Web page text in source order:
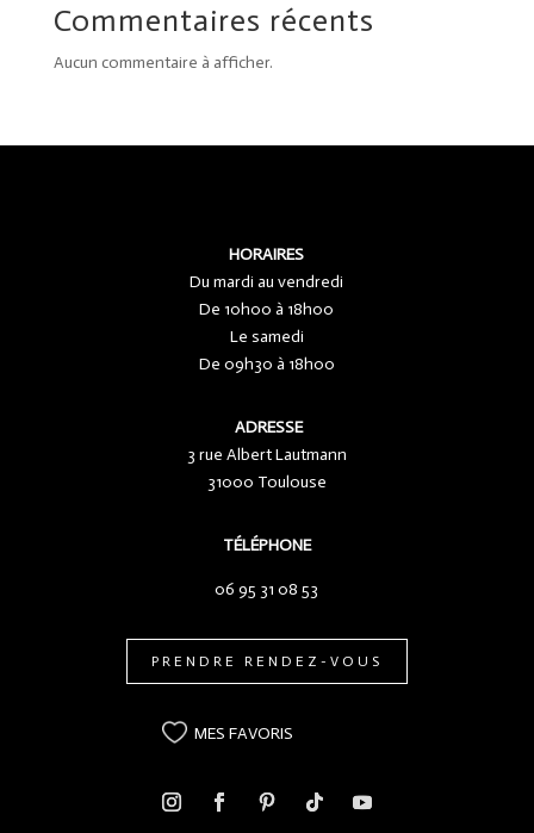
Commentaires récents
Aucun commentaire à afficher.
HORAIRES
Du mardi au vendredi
De 10h00 à 18h00
Le samedi
De 09h30 à 18h00
ADRESSE
3 rue Albert Lautmann
31000 Toulouse
TÉLÉPHONE
06 95 31 08 53
PRENDRE RENDEZ-VOUS
MES FAVORIS